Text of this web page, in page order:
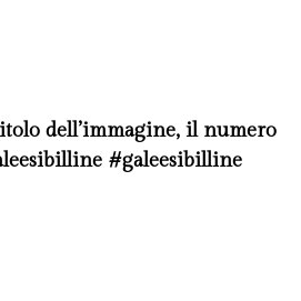
dell’immagine, il numero
#galeesibilline